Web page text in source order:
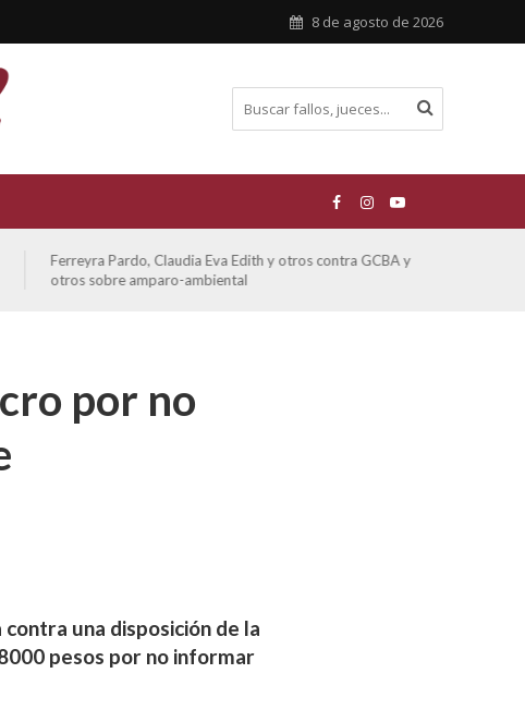
8 de agosto de 2026
Ferreyra Pardo, Claudia Eva Edith y otros contra GCBA y
otros sobre amparo-ambiental
por no
una disposición de la
pesos por no informar